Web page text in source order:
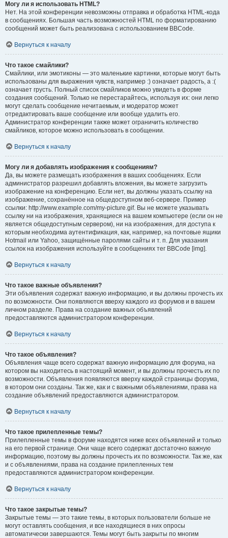
Могу ли я использовать HTML?
Нет. На этой конференции невозможны отправка и обработка HTML-кода
в сообщениях. Большая часть возможностей HTML по форматированию
сообщений может быть реализована с использованием BBCode.
Вернуться к началу
Что такое смайлики?
Смайлики, или эмотиконы — это маленькие картинки, которые могут быть
использованы для выражения чувств, например :) означает радость, а :(
означает грусть. Полный список смайликов можно увидеть в форме
создания сообщений. Только не перестарайтесь, используя их: они легко
могут сделать сообщение нечитаемым, и модератор может
отредактировать ваше сообщение или вообще удалить его.
Администратор конференции также может ограничить количество
смайликов, которое можно использовать в сообщении.
Вернуться к началу
Могу ли я добавлять изображения к сообщениям?
Да, вы можете размещать изображения в ваших сообщениях. Если
администратор разрешил добавлять вложения, вы можете загрузить
изображение на конференцию. Если нет, вы должны указать ссылку на
изображение, сохранённое на общедоступном веб-сервере. Пример
ссылки: http://www.example.com/my-picture.gif. Вы не можете указывать
ссылку ни на изображения, хранящиеся на вашем компьютере (если он не
является общедоступным сервером), ни на изображения, для доступа к
которым необходима аутентификация, как, например, на почтовые ящики
Hotmail или Yahoo, защищённые паролями сайты и т. п. Для указания
ссылок на изображения используйте в сообщениях тег BBCode [img].
Вернуться к началу
Что такое важные объявления?
Эти объявления содержат важную информацию, и вы должны прочесть их
по возможности. Они появляются вверху каждого из форумов и в вашем
личном разделе. Права на создание важных объявлений
предоставляются администратором конференции.
Вернуться к началу
Что такое объявления?
Объявления чаще всего содержат важную информацию для форума, на
котором вы находитесь в настоящий момент, и вы должны прочесть их по
возможности. Объявления появляются вверху каждой страницы форума,
в котором они созданы. Так же, как и с важными объявлениями, права на
создание объявлений предоставляются администратором.
Вернуться к началу
Что такое прилепленные темы?
Прилепленные темы в форуме находятся ниже всех объявлений и только
на его первой странице. Они чаще всего содержат достаточно важную
информацию, поэтому вы должны прочесть их по возможности. Так же, как
и с объявлениями, права на создание прилепленных тем
предоставляются администратором конференции.
Вернуться к началу
Что такое закрытые темы?
Закрытые темы — это такие темы, в которых пользователи больше не
могут оставлять сообщения, и все находящиеся в них опросы
автоматически завершаются. Темы могут быть закрыты по многим